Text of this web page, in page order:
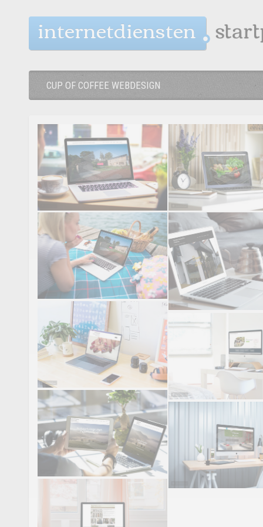
internetdiensten
CUP OF COFFEE WEBDESIGN